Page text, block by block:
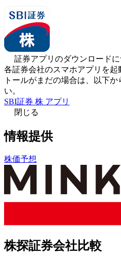
証券アプリのダウンロードに
各証券会社のスマホアプリを
トールがまだの場合は、以下
い。
SBI証券 株 アプリ
閉じる
情報提供
株価予想
株探証券会社比較